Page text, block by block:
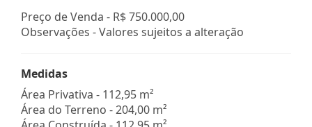
Preço de Venda - R$ 750.000,00
Observações - Valores sujeitos a alteração
Medidas
Área Privativa - 112,95 m²
Área do Terreno - 204,00 m²